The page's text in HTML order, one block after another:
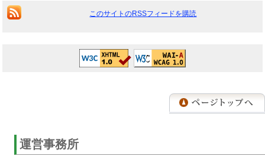
このサイトのRSSフィードを購読
運営事務所